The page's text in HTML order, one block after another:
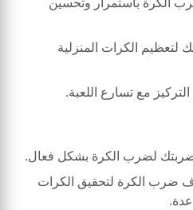
لتعظيم الكرات المنزلية
مع تسارع اللعبة.
لضرب الكرة بشكل فعال.
ضرب الكرة لتحقيق الكرات